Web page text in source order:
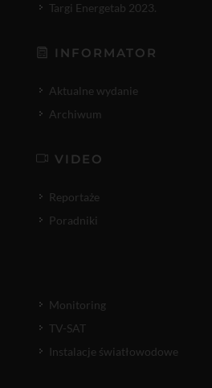
Targi Energetab 2023.
INFORMATOR
Aktualne wydanie
Archiwum
VIDEO
Reportaże
Poradniki
Monitoring
TV-SAT
Instalacje światłowodowe